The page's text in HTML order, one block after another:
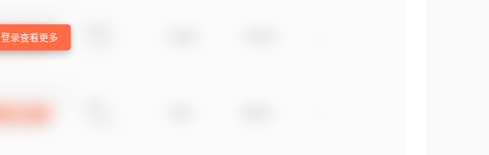
登录查看更多